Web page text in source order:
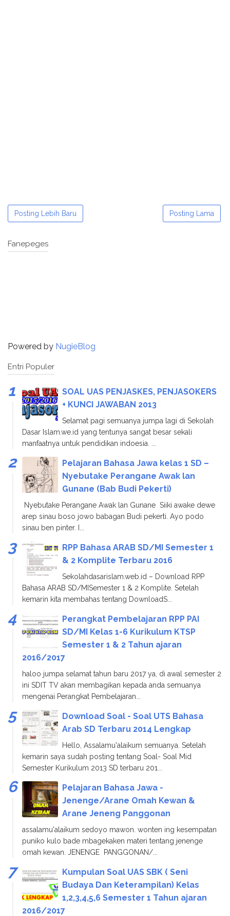
Posting Lebih Baru Posting Lama
Fanepeges
Powered by NugieBlog
Entri Populer
SOAL UAS PENJASKES, PENJASOKERS
+ KUNCI JAWABAN 2013
Selamat pagi semuanya jumpa lagi di Sekolah
Dasar Islam.we.id yang tentunya sangat besar sekali
manfaatnya untuk pendidikan indoesia. ...
Pelajaran Bahasa Jawa kelas 1 SD –
Nyebutake Perangane Awak lan
Gunane (Bab Budi Pekerti)
Nyebutake Perangane Awak lan Gunane Siiki awake dewe
arep sinau boso jowo babagan Budi pekerti. Ayo podo
sinau ben pinter. I...
RPP Bahasa ARAB SD/MI Semester 1
& 2 Komplite Terbaru 2016
Sekolahdasarislam.web.id – Download RPP
Bahasa ARAB SD/MISemester 1 & 2 Komplite. Setelah
kemarin kita membahas tentang DownloadS...
Perangkat Pembelajaran RPP PAI
SD/MI Kelas 1-6 Kurikulum KTSP
Semester 1 & 2 Tahun ajaran
2016/2017
haloo jumpa selamat tahun baru 2017 ya, di awal semester 2
ini SDIT TV akan membagikan kepada anda semuanya
mengenai Perangkat Pembelajaran...
Download Soal - Soal UTS Bahasa
Arab SD Terbaru 2014 Lengkap
Hello, Assalamu'alaikum semuanya. Setelah
kemarin saya sudah posting tentang Soal- Soal Mid
Semester Kurikulum 2013 SD terbaru 201...
Pelajaran Bahasa Jawa -
Jenenge/Arane Omah Kewan &
Arane Jeneng Panggonan
assalamu'alaikum sedoyo mawon. wonten ing kesempatan
puniko kulo bade mbagekaken materi tentang jenenge
omah kewan. JENENGE PANGGONAN/...
Kumpulan Soal UAS SBK ( Seni
Budaya Dan Keterampilan) Kelas
1,2,3,4,5,6 Semester 1 Tahun ajaran
2016/2017